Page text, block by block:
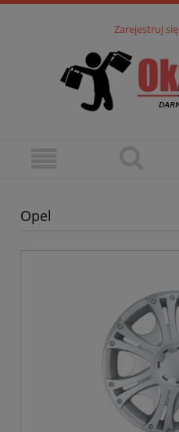
Zarejestruj się
Opel